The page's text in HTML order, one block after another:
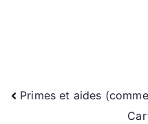
Navigation
Primes et aides